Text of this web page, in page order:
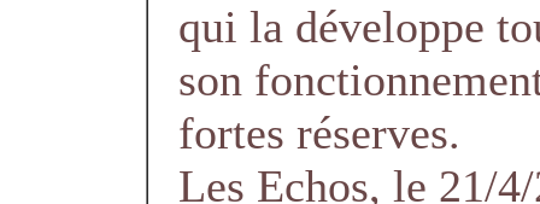
qui la développe
son
fortes réserves.
Les Echos, le 21/